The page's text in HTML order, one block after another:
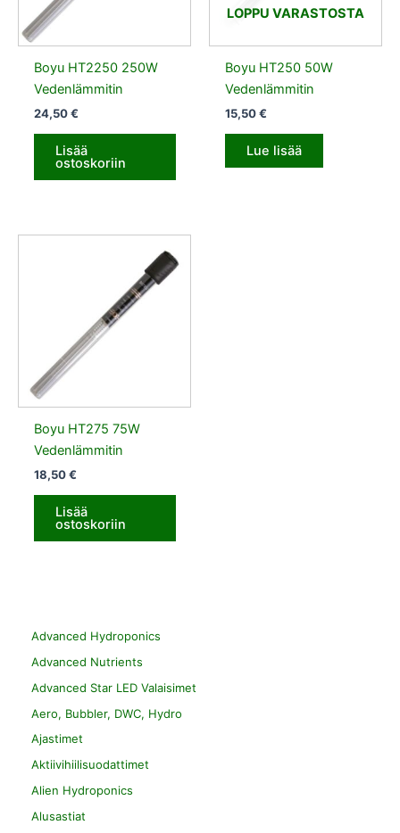
Advanced Hydroponics
Advanced Nutrients
Advanced Star LED Valaisimet
Aero, Bubbler, DWC, Hydro
Ajastimet
Aktiivihiilisuodattimet
Alien Hydroponics
Alusastiat
Boyu HT2250 250W
Vedenlämmitin
24,50€
Lisää
ostoskoriin
LOPPU VARASTOSTA
Boyu HT250 50W
Vedenlämmitin
15,50€
Lue lisää
Boyu HT275 75W
Vedenlämmitin
18,50€
Lisää
ostoskoriin